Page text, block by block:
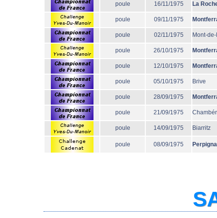
poule 16/11/1975 La
poule 09/11/1975
poule 02/11/1975 Mont-
poule 26/10/1975
poule 12/10/1975
poule 05/10/1975 Brive
poule 28/09/1975
poule 21/09/1975
poule 14/09/1975 Biarritz
poule 08/09/1975